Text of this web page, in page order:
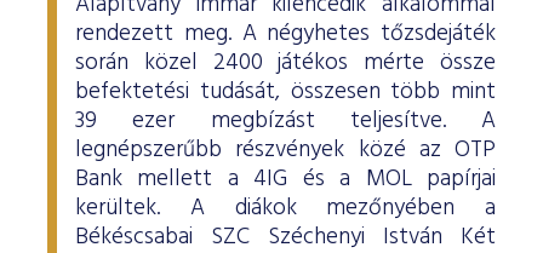
rendezett meg. A négyhetes tőzsdejáték
során közel 2400 játékos mérte össze
befektetési tudását, összesen több mint
39 ezer megbízást teljesítve. A
legnépszerűbb részvények közé az OTP
Bank mellett a 4IG és a MOL papírjai
kerültek. A diákok mezőnyében a
Békéscsabai SZC Széchenyi István Két